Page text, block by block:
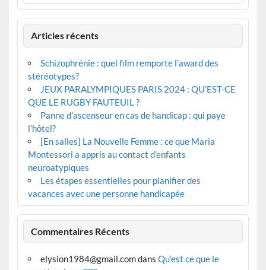
Articles récents
Schizophrénie : quel film remporte l’award des
stéréotypes?
JEUX PARALYMPIQUES PARIS 2024 : QU’EST-CE
QUE LE RUGBY FAUTEUIL ?
Panne d’ascenseur en cas de handicap : qui paye
l’hôtel?
[En salles] La Nouvelle Femme : ce que Maria
Montessori a appris au contact d’enfants
neuroatypiques
Les étapes essentielles pour planifier des
vacances avec une personne handicapée
Commentaires Récents
elysion1984@gmail.comdans Qu’est ce que le